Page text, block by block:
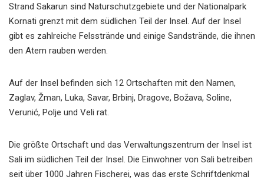
Strand Sakarun sind Naturschutzgebiete und der Nationalpark
Kornati grenzt mit dem südlichen Teil der Insel. Auf der Insel
gibt es zahlreiche Felsstrände und einige Sandstrände, die ihnen
den Atem rauben werden.
Auf der Insel befinden sich 12 Ortschaften mit den Namen,
Zaglav, Žman, Luka, Savar, Brbinj, Dragove, Božava, Soline,
Verunić, Polje und Veli rat.
Die größte Ortschaft und das Verwaltungszentrum der Insel ist
Sali im südlichen Teil der Insel. Die Einwohner von Sali betreiben
seit über 1000 Jahren Fischerei, was das erste Schriftdenkmal